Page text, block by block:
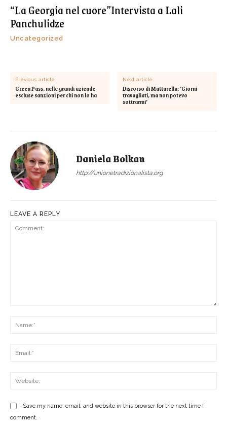
“La Georgia nel cuore”Intervista a Lali
Panchulidze
Uncategorized
Previous article
Green Pass, nelle grandi aziende
escluse sanzioni per chi non lo ha
Next article
Discorso di Mattarella: ‘Giorni
travagliati, ma non potevo
sottrarmi’
Daniela Bolkan
http://unionetradizionalista.org
LEAVE A REPLY
Save my name, email, and website in this browser for the next time I
comment.